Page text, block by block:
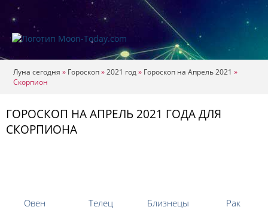
Луна сегодня » Гороскоп»2021 год» Гороскоп на Апрель 2021 »
Скорпион
ГОРОСКОП НА АПРЕЛЬ 2021 ГОДА ДЛЯ
СКОРПИОНА
Овен Телец Близнецы Рак